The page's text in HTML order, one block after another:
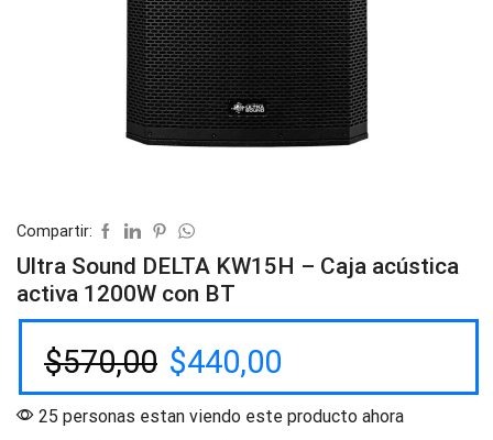
Compartir:
Ultra Sound DELTA KW15H – Caja acústica
activa 1200W con BT
$570,00 $440,00
25 personas estan viendo este producto ahora